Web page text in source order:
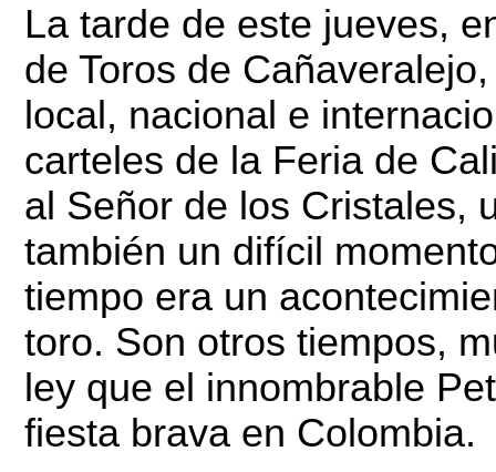
La tarde de este jueves,
de Toros de
local, nacional e
carteles de la Feria de
al Señor de los Cristales,
también un difícil
tiempo era un
toro. Son otros tiempos,
ley que el innombrable
fiesta brava en Colombia.